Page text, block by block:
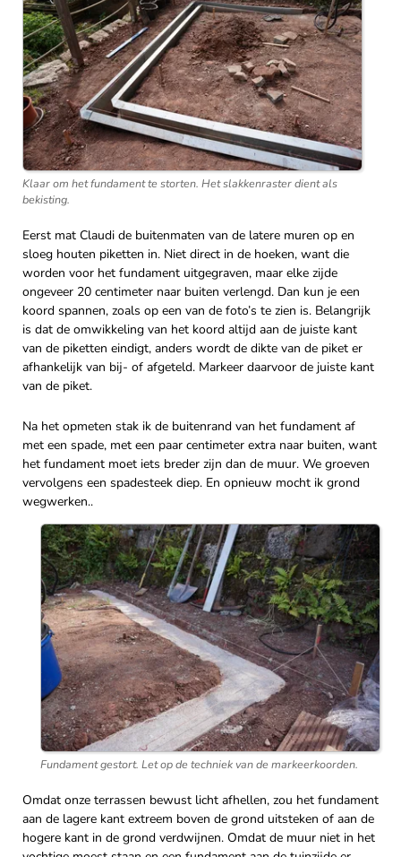
Klaar om het fundament te storten. Het slakkenraster dient als
bekisting.
Eerst mat Claudi de buitenmaten van de latere muren op en
sloeg houten piketten in. Niet direct in de hoeken, want die
worden voor het fundament uitgegraven, maar elke zijde
ongeveer 20 centimeter naar buiten verlengd. Dan kun je een
koord spannen, zoals op een van de foto’s te zien is. Belangrijk
is dat de omwikkeling van het koord altijd aan de juiste kant
van de piketten eindigt, anders wordt de dikte van de piket er
afhankelijk van bij- of afgeteld. Markeer daarvoor de juiste kant
van de piket.
Na het opmeten stak ik de buitenrand van het fundament af
met een spade, met een paar centimeter extra naar buiten, want
het fundament moet iets breder zijn dan de muur. We groeven
vervolgens een spadesteek diep. En opnieuw mocht ik grond
wegwerken..
Fundament gestort. Let op de techniek van de markeerkoorden.
Omdat onze terrassen bewust licht afhellen, zou het fundament
aan de lagere kant extreem boven de grond uitsteken of aan de
hogere kant in de grond verdwijnen. Omdat de muur niet in het